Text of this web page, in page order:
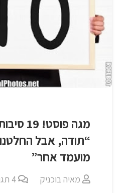
מגה
“תודה, אבל
מועמד אחר”
מאיה בוכניק 4